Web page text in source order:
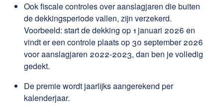
Ook fiscale controles over aanslagjaren die buiten
de dekkingsperiode vallen, zijn verzekerd.
Voorbeeld: start de dekking op 1 januari 2026 en
vindt er een controle plaats op 30 september 2026
voor aanslagjaren 2022-2023, dan ben je volledig
gedekt.
De premie wordt jaarlijks aangerekend per
kalenderjaar.